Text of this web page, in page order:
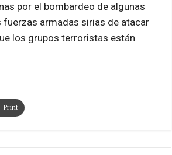
por el bombardeo de algunas
armadas sirias de atacar
los grupos terroristas están
Print